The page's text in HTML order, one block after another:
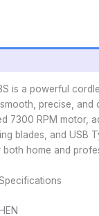
is a powerful
precise, and
7300 RPM motor,
blades, and USB
both home and